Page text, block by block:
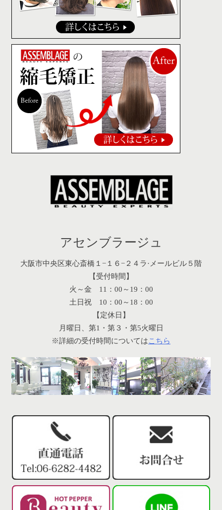
アセンブラージュ
大阪市中央区東心斎橋１−１６−２４ラ·メールビル５階
【受付時間】
火～金 11：00～19：00
土日祝 10：00～18：00
【定休日】
月曜日、第1・第３・第5火曜日
※詳細の受付時間についてはこちら